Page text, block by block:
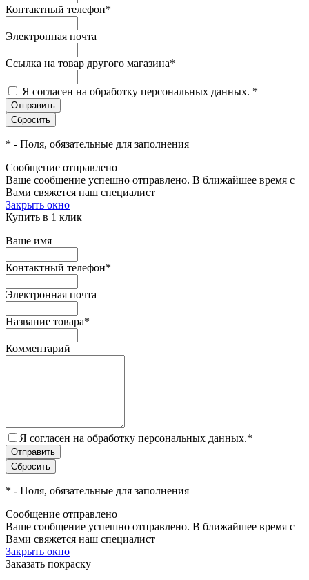
Контактный телефон*
Электронная почта
Ссылка на товар другого магазина*
Я согласен на обработку персональных данных. *
* - Поля, обязательные для заполнения
Сообщение отправлено
Ваше сообщение успешно отправлено. В ближайшее время с
Вами свяжется наш специалист
Закрыть окно
Купить в 1 клик
Ваше имя
Контактный телефон*
Электронная почта
Название товара*
Комментарий
Я согласен на обработку персональных данных.*
* - Поля, обязательные для заполнения
Сообщение отправлено
Ваше сообщение успешно отправлено. В ближайшее время с
Вами свяжется наш специалист
Закрыть окно
Заказать покраску